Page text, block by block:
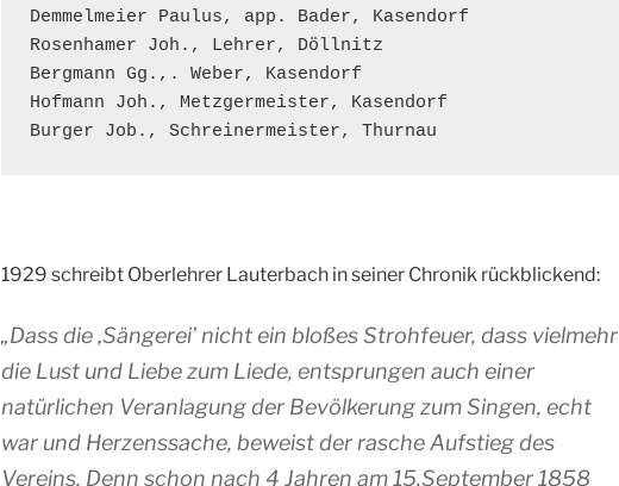
Demmelmeier Paulus, app. Bader, Kasendorf
Rosenhamer Joh., Lehrer, Döllnitz
Bergmann Gg.,. Weber, Kasendorf
Hofmann Joh., Metzgermeister, Kasendorf
Burger Job., Schreinermeister, Thurnau
1929 schreibt Oberlehrer Lauterbach in seiner Chronik rückblickend:
„Dass die ‚Sängerei’ nicht ein bloßes Strohfeuer, dass vielmehr
die Lust und Liebe zum Liede, entsprungen auch einer
natürlichen Veranlagung der Bevölkerung zum Singen, echt
war und Herzenssache, beweist der rasche Aufstieg des
Vereins. Denn schon nach 4 Jahren am 15.September 1858